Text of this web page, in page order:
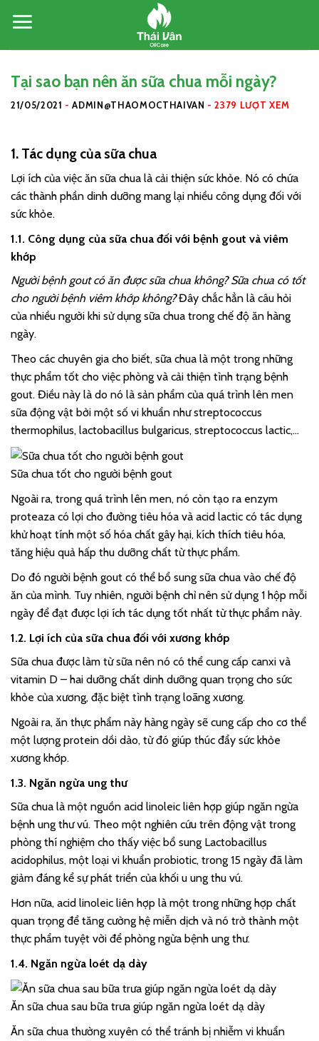
Tại sao bạn nên ăn sữa chua mỗi ngày?
21/05/2021 -ADMIN@THAOMOCTHAIVAN -2379 LƯỢT XEM
1. Tác dụng của sữa chua
Lợi ích của việc ăn sữa chua là cải thiện sức khỏe. Nó có chứa
các thành phần dinh dưỡng mang lại nhiều công dụng đối với
sức khỏe.
1.1. Công dụng của sữa chua đối với bệnh gout và viêm
khớp
Người bệnh gout có ăn được sữa chua không? Sữa chua có tốt
cho người bệnh viêm khớp không?Đây chắc hẳn là câu hỏi
của nhiều người khi sử dụng sữa chua trong chế độ ăn hàng
ngày.
Theo các chuyên gia cho biết, sữa chua là một trong những
thực phẩm tốt cho việc phòng và cải thiện tình trạng bệnh
gout. Điều này là do nó là sản phẩm của quá trình lên men
sữa động vật bởi một số vi khuẩn như streptococcus
thermophilus, lactobacillus bulgaricus, streptococcus lactic,…
Sữa chua tốt cho người bệnh gout
Ngoài ra, trong quá trình lên men, nó còn tạo ra enzym
proteaza có lợi cho đường tiêu hóa và acid lactic có tác dụng
khử hoạt tính một số hóa chất gây hại, kích thích tiêu hóa,
tăng hiệu quả hấp thu dưỡng chất từ thực phẩm.
Do đó người bệnh gout có thể bổ sung sữa chua vào chế độ
ăn của mình. Tuy nhiên, người bệnh chỉ nên sử dụng 1 hộp mỗi
ngày để đạt được lợi ích tác dụng tốt nhất từ thực phẩm này.
1.2. Lợi ích của sữa chua đối với xương khớp
Sữa chua được làm từ sữa nên nó có thể cung cấp canxi và
vitamin D – hai dưỡng chất dinh dưỡng quan trọng cho sức
khỏe của xương, đặc biệt tình trạng loãng xương.
Ngoài ra, ăn thực phẩm này hàng ngày sẽ cung cấp cho cơ thể
một lượng protein dồi dào, từ đó giúp thúc đẩy sức khỏe
xương khớp.
1.3. Ngăn ngừa ung thư
Sữa chua là một nguồn acid linoleic liên hợp giúp ngăn ngừa
bệnh ung thư vú. Theo một nghiên cứu trên động vật trong
phòng thí nghiệm cho thấy việc bổ sung Lactobacillus
acidophilus, một loại vi khuẩn probiotic, trong 15 ngày đã làm
giảm đáng kể sự phát triển của khối u ung thu vú.
Hơn nữa, acid linoleic liên hợp là một trong những hợp chất
quan trọng để tăng cường hệ miễn dịch và nó trở thành một
thực phẩm tuyệt vời để phòng ngừa bệnh ung thư.
1.4. Ngăn ngừa loét dạ dày
Ăn sữa chua sau bữa trưa giúp ngăn ngừa loét dạ dày
Ăn sữa chua thường xuyên có thể tránh bị nhiễm vi khuẩn